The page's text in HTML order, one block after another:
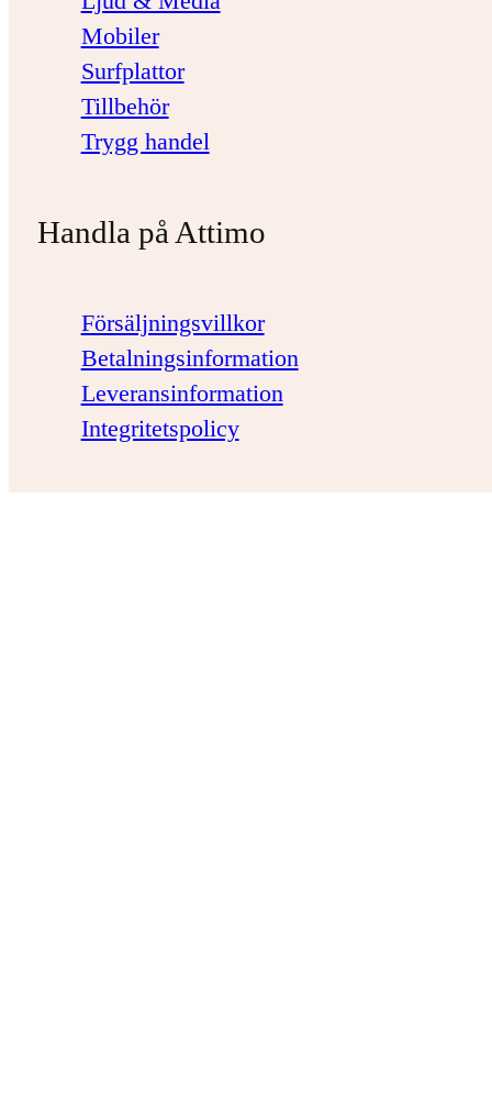
Mobiler
Surfplattor
Tillbehör
Trygg handel
Handla på Attimo
Försäljningsvillkor
Betalningsinformation
Leveransinformation
Integritetspolicy